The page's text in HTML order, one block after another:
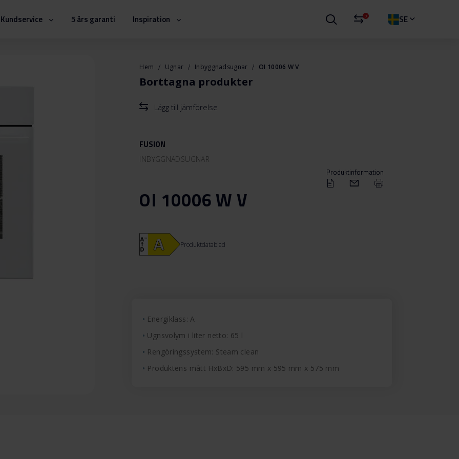
Kundservice 5 års garanti Inspiration 0 SE
Hem Ugnar Inbyggnadsugnar OI 10006 W V
Borttagna produkter
Lägg till jämförelse
FUSION
INBYGGNADSUGNAR
Produktinformation
OI 10006 W V
Produktdatablad
Energiklass: A
Ugnsvolym i liter netto: 65 l
Rengöringssystem: Steam clean
Produktens mått HxBxD: 595 mm x 595 mm x 575 mm